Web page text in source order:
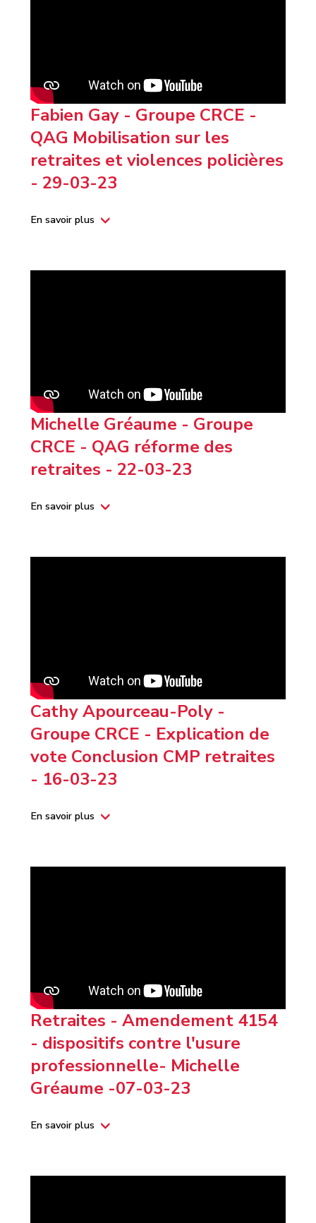
Fabien Gay - Groupe CRCE -
QAG Mobilisation sur les
retraites et violences policières
- 29-03-23
En savoir plus
Michelle Gréaume - Groupe
CRCE - QAG réforme des
retraites - 22-03-23
En savoir plus
Cathy Apourceau-Poly -
Groupe CRCE - Explication de
vote Conclusion CMP retraites
- 16-03-23
En savoir plus
Retraites - Amendement 4154
- dispositifs contre l'usure
professionnelle- Michelle
Gréaume -07-03-23
En savoir plus